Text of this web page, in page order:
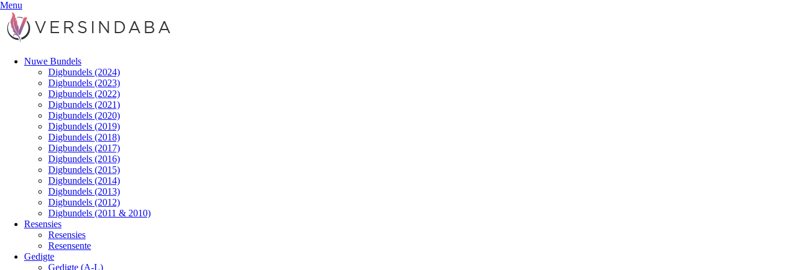
Menu
Nuwe Bundels
Digbundels (2024)
Digbundels (2023)
Digbundels (2022)
Digbundels (2021)
Digbundels (2020)
Digbundels (2019)
Digbundels (2018)
Digbundels (2017)
Digbundels (2016)
Digbundels (2015)
Digbundels (2014)
Digbundels (2013)
Digbundels (2012)
Digbundels (2011 & 2010)
Resensies
Resensies
Resensente
Gedigte
Gedigte (A-L)